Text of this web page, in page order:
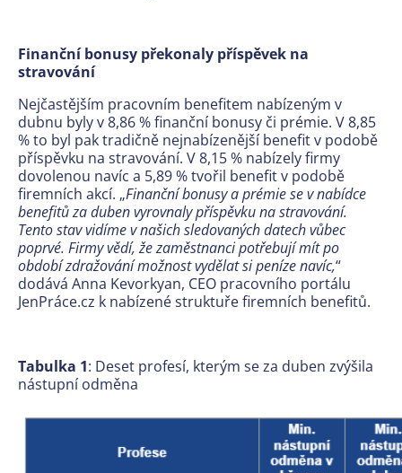
Finanční bonusy překonaly příspěvek na
stravování
Nejčastějším pracovním benefitem nabízeným v
dubnu byly v 8,86 % finanční bonusy či prémie. V 8,85
% to byl pak tradičně nejnabízenější benefit v podobě
příspěvku na stravování. V 8,15 % nabízely firmy
dovolenou navíc a 5,89 % tvořil benefit v podobě
firemních akcí. „Finanční bonusy a prémie se v nabídce
benefitů za duben vyrovnaly příspěvku na stravování.
Tento stav vidíme v našich sledovaných datech vůbec
poprvé. Firmy vědí, že zaměstnancipotřebují mít po
období zdražování možnost vydělat si peníze navíc,“
dodává Anna Kevorkyan, CEO pracovního portálu
JenPráce.cz k nabízené struktuře firemních benefitů.
Tabulka 1: Deset profesí, kterým se za duben zvýšila
nástupní odměna